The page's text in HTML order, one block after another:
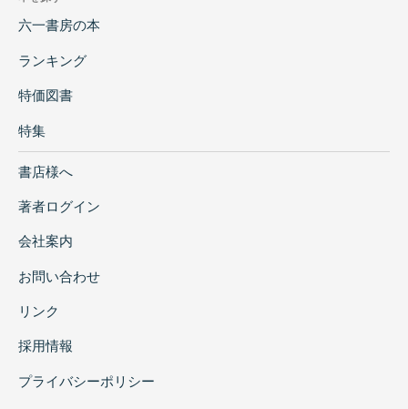
六一書房の本
ランキング
特価図書
特集
書店様へ
著者ログイン
会社案内
お問い合わせ
リンク
採用情報
プライバシーポリシー